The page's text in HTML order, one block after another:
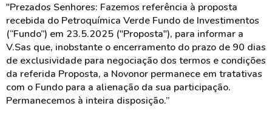
"Prezados Senhores: Fazemos referência à proposta
recebida do Petroquímica Verde Fundo de Investimentos
(“Fundo”) em 23.5.2025 ("Proposta"), para informar a
V.Sas que, inobstante o encerramento do prazo de 90 dias
de exclusividade para negociação dos termos e condições
da referida Proposta, a Novonor permanece em tratativas
com o Fundo para a alienação da sua participação.
Permanecemos à inteira disposição.”